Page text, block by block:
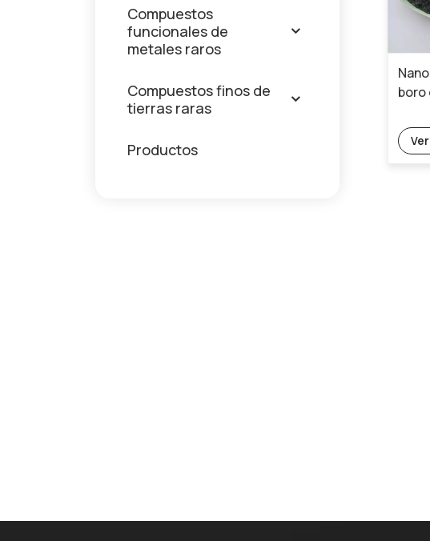
boro
Compuestos
funcionales de
metales raros
Compuestos finos de
tierras raras
Productos